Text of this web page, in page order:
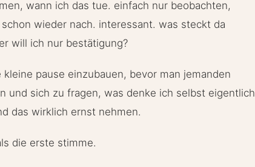
wann ich das tue. einfach nur beobachten,
wieder nach. interessant. was steckt da
will ich nur bestätigung?
pause einzubauen, bevor man jemanden
und sich zu fragen, was denke ich selbst eigentlich
das wirklich ernst nehmen.
die erste stimme.